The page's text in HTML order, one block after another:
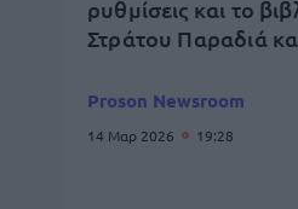
ρυθμίσεις και το
Στράτου Παραδιά
Proson Newsroom
14 Μαρ 2026 19:28